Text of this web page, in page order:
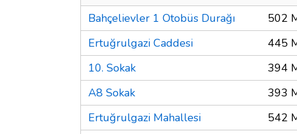
Bahçelievler 1 Otobüs Durağı
502
Ertuğrulgazi Caddesi
445
10. Sokak
394
A8 Sokak
393
Ertuğrulgazi Mahallesi
542